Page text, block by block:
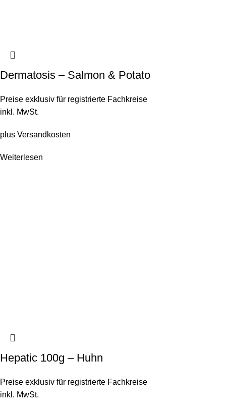
Dermatosis – Salmon & Potato
Preise exklusiv für registrierte Fachkreise
inkl. MwSt.
plus Versandkosten
Weiterlesen
Hepatic 100g – Huhn
Preise exklusiv für registrierte Fachkreise
inkl. MwSt.